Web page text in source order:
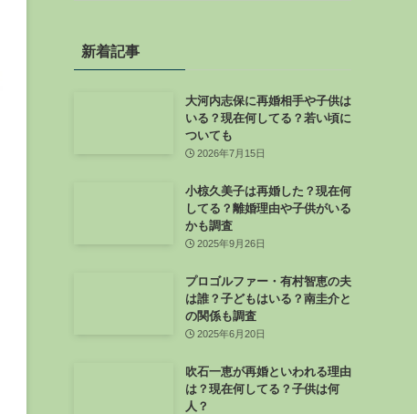
新着記事
大河内志保に再婚相手や子供は
いる？現在何してる？若い頃に
ついても
2026年7月15日
小椋久美子は再婚した？現在何
してる？離婚理由や子供がいる
かも調査
2025年9月26日
プロゴルファー・有村智恵の夫
は誰？子どもはいる？南圭介と
の関係も調査
2025年6月20日
吹石一恵が再婚といわれる理由
は？現在何してる？子供は何
人？